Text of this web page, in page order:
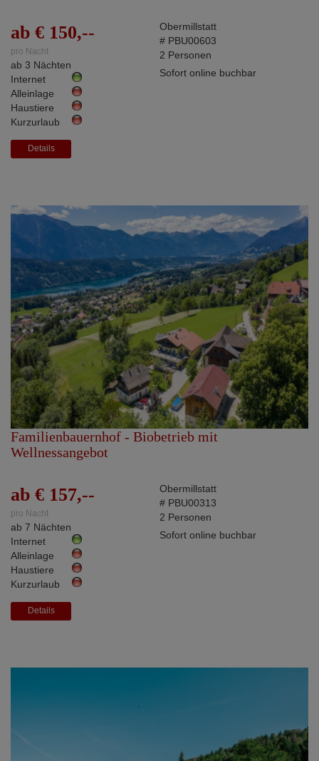
ab € 150,--
pro Nacht
ab 3 Nächten
Internet
Alleinlage
Haustiere
Kurzurlaub
Details
Obermillstatt
# PBU00603
2 Personen
Sofort online buchbar
Familienbauernhof - Biobetrieb mit
Wellnessangebot
ab € 157,--
pro Nacht
ab 7 Nächten
Internet
Alleinlage
Haustiere
Kurzurlaub
Details
Obermillstatt
# PBU00313
2 Personen
Sofort online buchbar